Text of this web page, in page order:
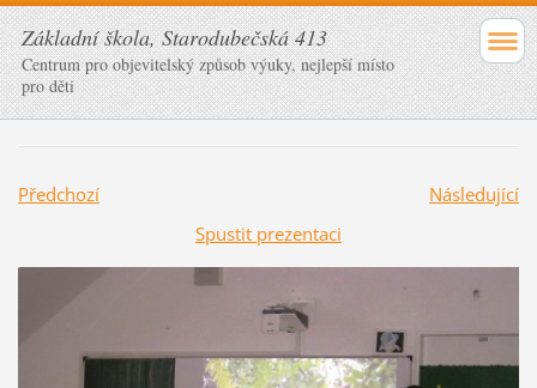
Základní škola, Starodubečská 413
Centrum pro objevitelský způsob výuky, nejlepší místo
pro děti
Předchozí
Následující
Spustit prezentaci